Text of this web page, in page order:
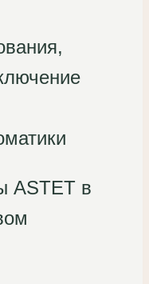
ASTET в